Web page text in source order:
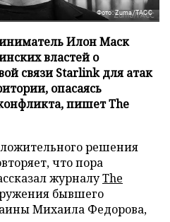
Фото: Zuma/ТАСС
Илон Маск
властей о
связи Starlink для атак
опасаясь
пишет The
решения
что пора
журналуThe
бывшего
Михаила Федорова,